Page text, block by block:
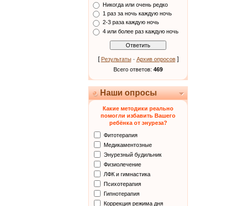
Никогда или очень редко
1 раз за ночь каждую ночь
2-3 раза каждую ночь
4 или более раз каждую ночь
[ Результаты· Архив опросов]
Всего ответов: 469
Наши опросы
Какие методики реально
помогли избавить Вашего
ребёнка от энуреза?
Фитотерапия
Медикаментозные
Энурезный будильник
Физиолечение
ЛФК и гимнастика
Психотерапия
Гипнотерапия
Коррекция режима дня